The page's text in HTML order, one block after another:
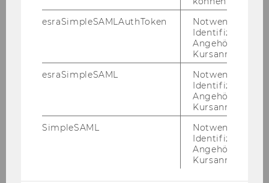
christian.gruenhaus@wu.ac.at
esraSimpleSAMLAuthToken
Notwendig zur
Identifizierung
Angehörige/r für
Kursanmeldung.
esraSimpleSAML
Notwendig zur
Identifizierung
Angehörige/r für
Kursanmeldung.
SimpleSAML
Notwendig zur
Identifizierung
Angehörige/r für
Kursanmeldung.